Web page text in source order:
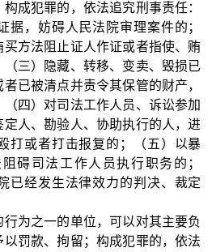
成犯罪的，依法追究刑事责任：
据，妨碍人民法院审理案件的；
买方法阻止证人作证或者指使、贿
三）隐藏、转移、变卖、毁损已
已被清点并责令其保管的财产，
四）对司法工作人员、诉讼参加
定人、勘验人、协助执行的人，进
打或者打击报复的；（五）以暴
碍司法工作人员执行职务的；
已经发生法律效力的判决、裁定
为之一的单位，可以对其主要负
罚款、拘留；构成犯罪的，依法